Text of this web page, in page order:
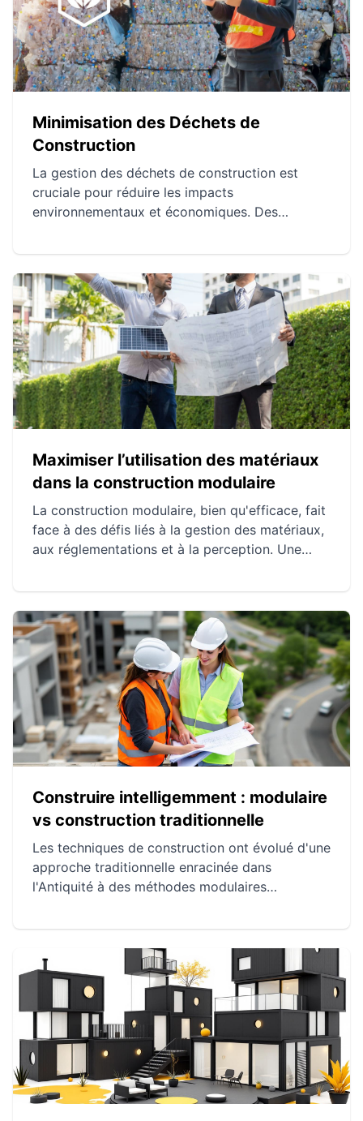
Minimisation des Déchets de
Construction
La gestion des déchets de construction est
cruciale pour réduire les impacts
environnementaux et économiques. Des
source, le recyclage des matériaux et
l'utilisation de technologies avancées peuvent
optimiser la gestion des ressources et minimiser
les déchets. L'avenir de la gestion des déchets
de construction est prometteur grâce à
l'innovation et à la réglementation stricte.
Maximiser l’utilisation des matériaux
dans la construction modulaire
La construction modulaire, bien qu'efficace, fait
face à des défis liés à la gestion des matériaux,
aux réglementations et à la perception. Une
innovantes de recyclage et d'outils numériques
permettent de surmonter ces obstacles. Des
études de cas montrent comment ces stratégies
peuvent conduire à des projets réussis et
durables.
Construire intelligemment : modulaire
vs construction traditionnelle
Les techniques de construction ont évolué d'une
approche traditionnelle enracinée dans
l'Antiquité à des méthodes modulaires
La construction traditionnelle se caractérise par
des processus séquentiels et des matériaux
lourds, tandis que la construction modulaire
privilégie la production en usine et la rapidité
d'assemblage. Chaque méthode présente des
avantages spécifiques en termes de coût, de
durée et de performance environnementale.